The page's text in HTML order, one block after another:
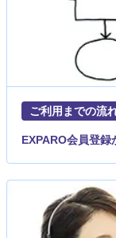
ご利用までの流
EXPARO会員登